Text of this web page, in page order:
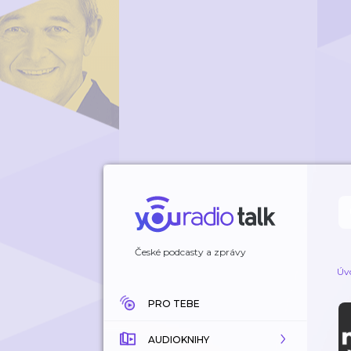
České podcasty a zprávy
PRO TEBE
AUDIOKNIHY